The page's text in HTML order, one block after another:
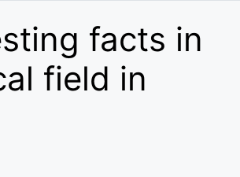
facts in
field in